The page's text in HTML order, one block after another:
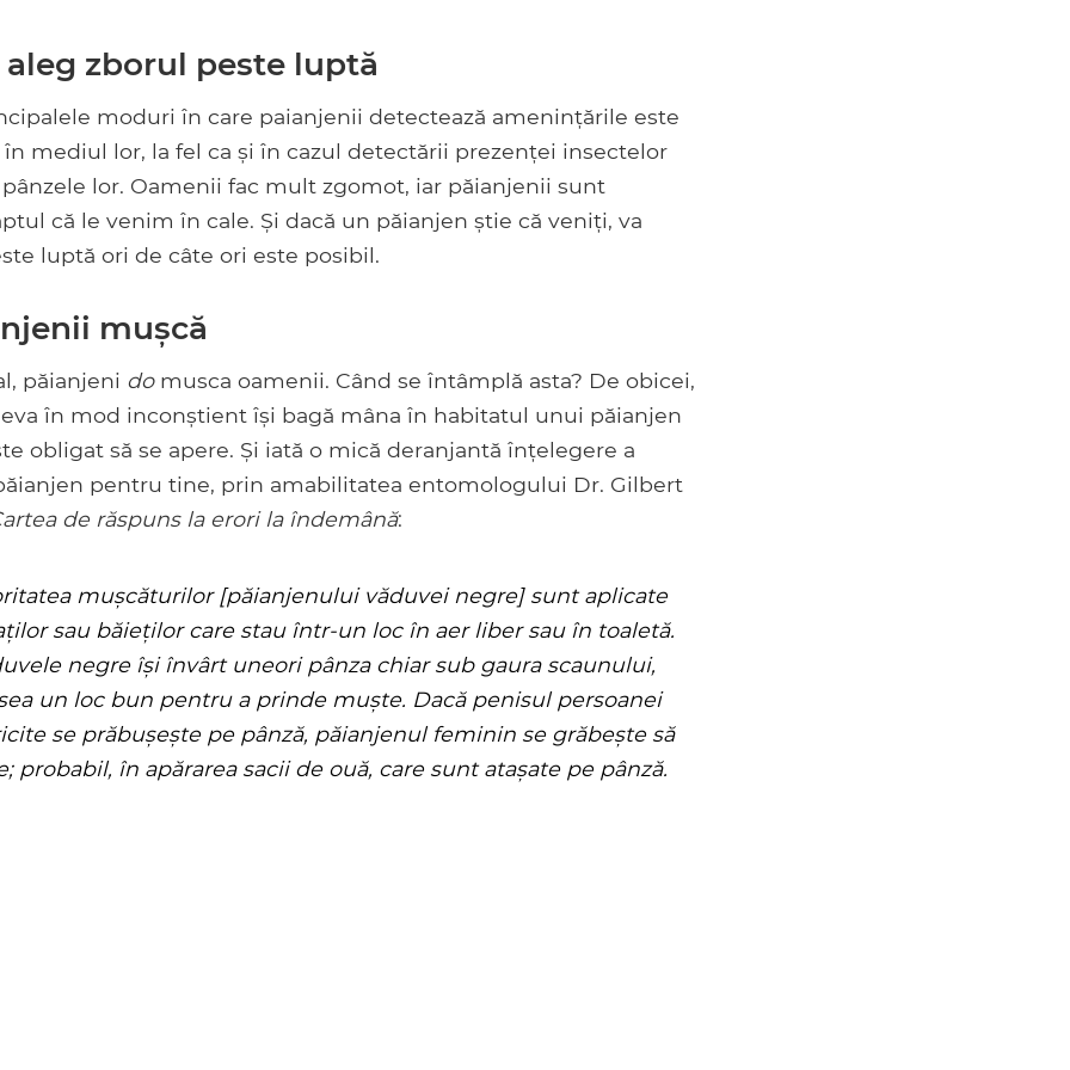
zborul peste luptă
moduri în care paianjenii detectează amenințările este
mediul lor, la fel ca și în cazul detectării prezenței insectelor
lor. Oamenii fac mult zgomot, iar păianjenii sunt
că le venim în cale. Și dacă un păianjen știe că veniți, va
luptă ori de câte ori este posibil.
mușcă
păianjeni domusca oamenii. Când se întâmplă asta? De obicei,
în mod inconștient își bagă mâna în habitatul unui păianjen
obligat să se apere. Și iată o mică deranjantă înțelegere a
pentru tine, prin amabilitatea entomologului Dr. Gilbert
de răspuns la erori la îndemână:
mușcăturilor [păianjenului văduvei negre] sunt aplicate
sau băieților care stau într-un loc în aer liber sau în toaletă.
negre își învârt uneori pânza chiar sub gaura scaunului,
un loc bun pentru a prinde muște. Dacă penisul persoanei
se prăbușește pe pânză, păianjenul feminin se grăbește să
probabil, în apărarea sacii de ouă, care sunt atașate pe pânză.